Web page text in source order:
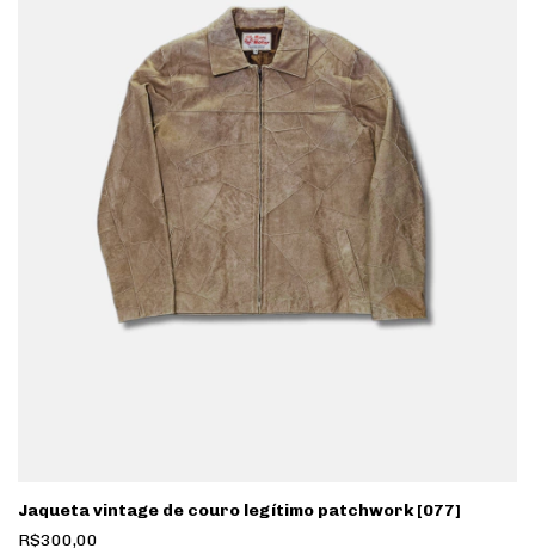
Jaqueta vintage de couro legítimo patchwork [077]
R$300,00